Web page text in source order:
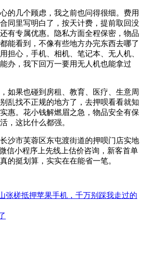
的几个顾虑，我之前也问得很细。费用
同里写明白了，按天计费，提前取回没
有专属优惠。隐私方面全程保密，物品
能看到，不像有些地方办完东西去哪了
担心，手机、相机、笔记本、无人机、
办，我下回万一要用无人机也能拿过
如果也碰到房租、教育、医疗、生意周
乱找不正规的地方了，去押呗看看就知
惠。花小钱解燃眉之急，物品安全有保
，这比什么都强。
沙市芙蓉区东屯渡街道的押呗门店实地
信小程序上先线上估价咨询，新客首单
的挺划算，实实在在能省一笔。
张槎抵押苹果手机，千万别踩我走过的